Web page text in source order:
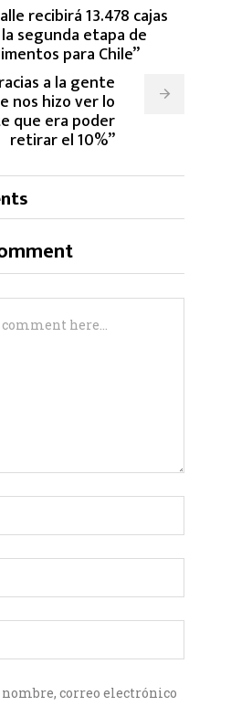
recibirá 13.478 cajas
segunda etapa de
para Chile”
a la gente
nos hizo ver lo
que era poder
retirar el 10%”
correo electrónico